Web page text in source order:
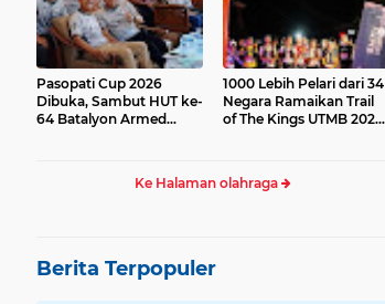
Pasopati Cup 2026
Dibuka, Sambut HUT ke-
64 Batalyon Armed
1000 Lebih Pelari dari 34
Negara Ramaikan Trail
of The Kings UTMB 2026
Ke Halaman olahraga
Berita Terpopuler